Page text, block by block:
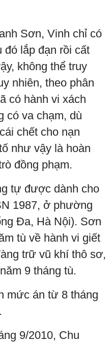
Sơn, Vinh chỉ có
đó lắp đạn rồi cất
không thể truy
nhiên, theo phân
có hành vi xách
có va chạm, dù
chết cho nạn
như vậy là hoàn
đồng phạm.
tự được dành cho
1987, ở phường
Đa, Hà Nội). Sơn
tù về hành vi giết
trữ vũ khí thô sơ,
9 tháng tù.
mức án từ 8 tháng
9/2010, Chu